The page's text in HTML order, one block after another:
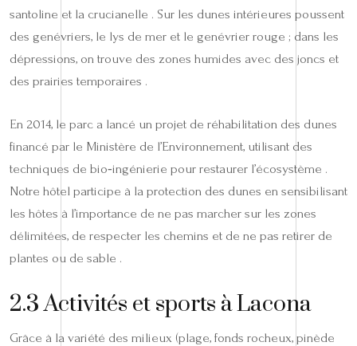
santoline et la crucianelle . Sur les dunes intérieures poussent
des genévriers, le lys de mer et le genévrier rouge ; dans les
dépressions, on trouve des zones humides avec des joncs et
des prairies temporaires .
En 2014, le parc a lancé un projet de réhabilitation des dunes
financé par le Ministère de l’Environnement, utilisant des
techniques de bio‑ingénierie pour restaurer l’écosystème .
Notre hôtel participe à la protection des dunes en sensibilisant
les hôtes à l’importance de ne pas marcher sur les zones
délimitées, de respecter les chemins et de ne pas retirer de
plantes ou de sable .
2.3 Activités et sports à Lacona
Grâce à la variété des milieux (plage, fonds rocheux, pinède